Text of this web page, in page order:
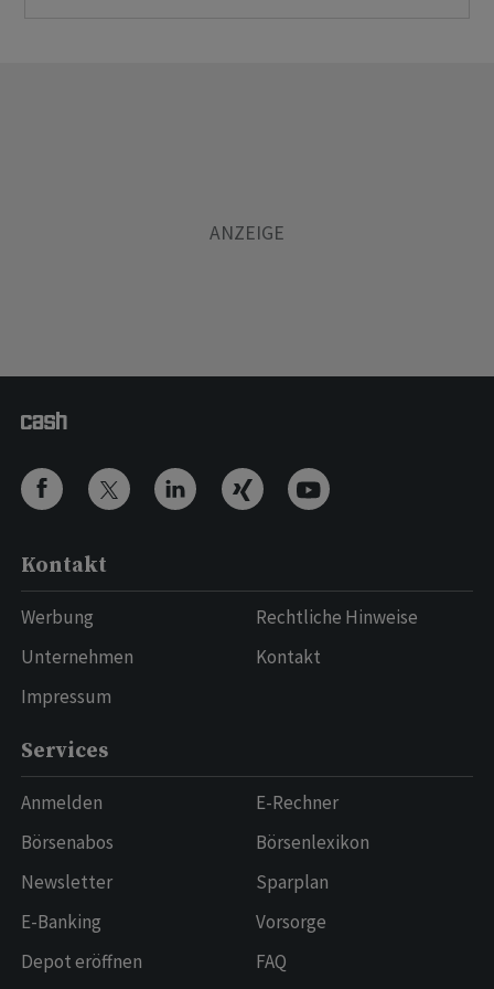
Kontakt
Werbung
Unternehmen
Impressum
Rechtliche Hinweise
Kontakt
Services
Anmelden
Börsenabos
Newsletter
E-Banking
Depot eröffnen
E-Rechner
Börsenlexikon
Sparplan
Vorsorge
FAQ